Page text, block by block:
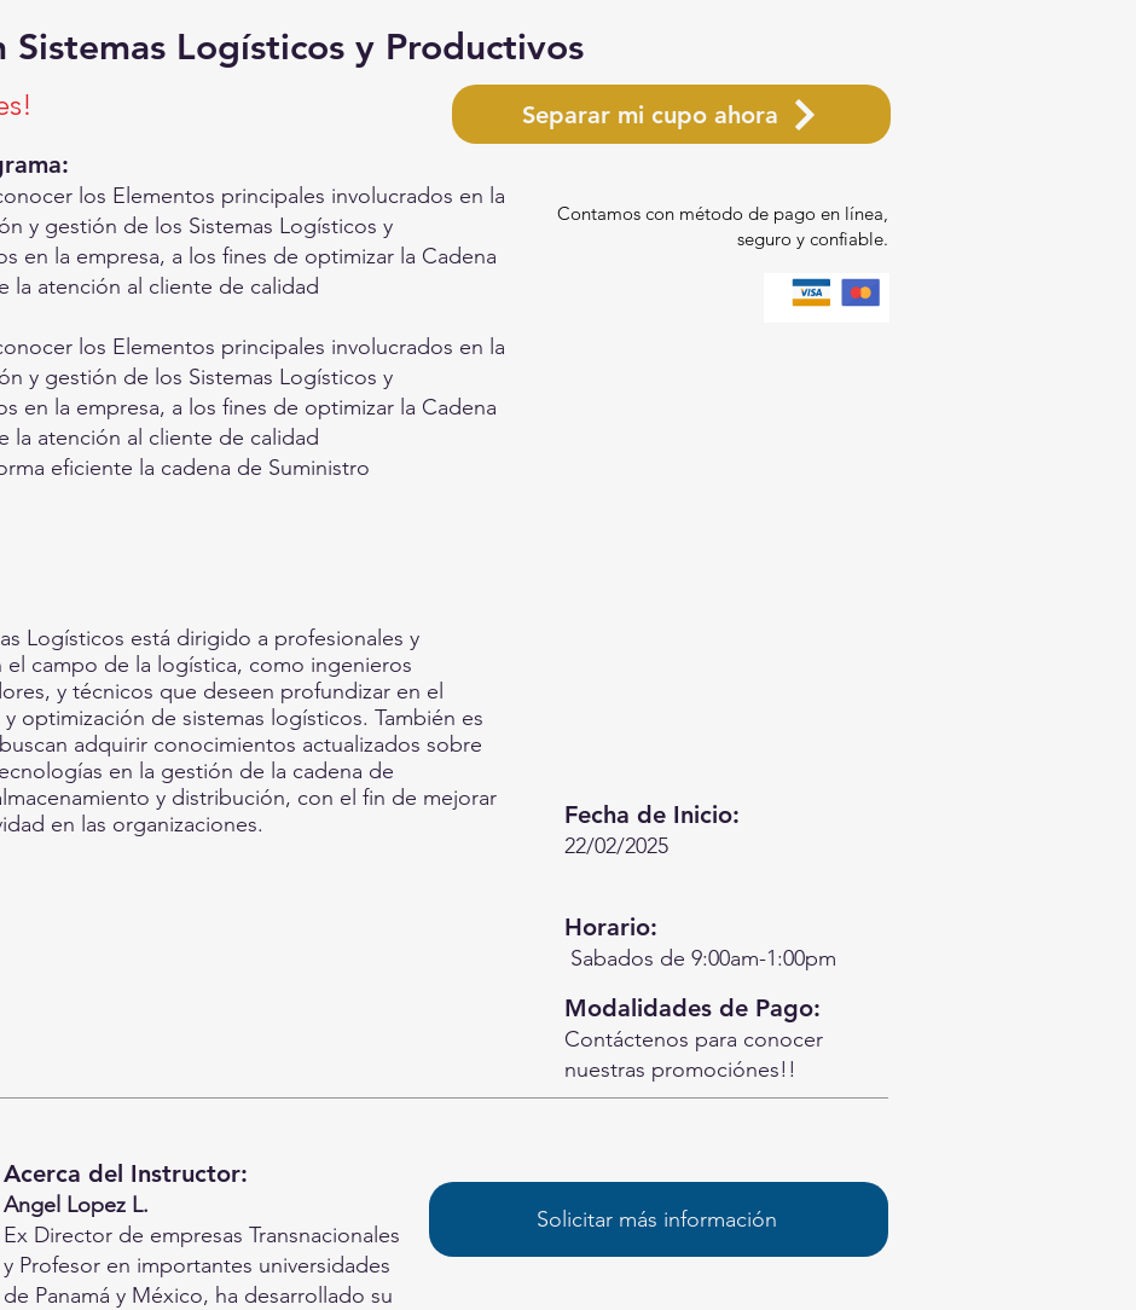
Logísticos y Productivos
Separar mi cupo ahora
:
los Elementos principales involucrados en la
y gestión de los Sistemas Logísticos y
en la empresa, a los fines de optimizar la Cadena
la atención al cliente de calidad
los Elementos principales involucrados en la
y gestión de los Sistemas Logísticos y
en la empresa, a los fines de optimizar la Cadena
la atención al cliente de calidad
eficiente la cadena de Suministro
Logísticos está dirigido a profesionales y
el campo de la logística, como ingenieros
y técnicos que deseen profundizar en el
optimización de sistemas logísticos. También es
adquirir conocimientos actualizados sobre
en la gestión de la cadena de
y distribución, con el fin de mejorar
en las organizaciones.
Contamos con método de pago en línea,
seguro y confiable.
Fecha de Inicio:
22/02/2025
Horario:
Sabados de 9:00am-1:00pm
Modalidades de Pago:
Contáctenos para conocer
nuestras promociónes!!
Acerca del Instructor:
Angel Lopez L.
Ex Director de empresas Transnacionales
y Profesor en importantes universidades
de Panamá y México, ha desarrollado su
Solicitar más información